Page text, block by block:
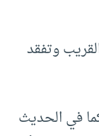
وتفقد
في الحديث